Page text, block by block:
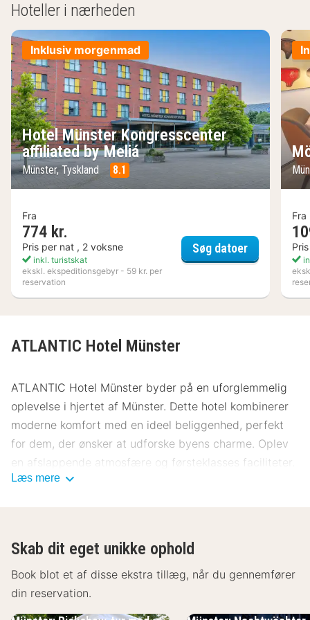
Hoteller i nærheden
Inklusiv morgenmad
Hotel Münster Kongresscenter
affiliated by Meliá
Münster, Tyskland 8.1
Fra
774 kr.
Pris per nat , 2 voksne
inkl. turistskat
ekskl. ekspeditionsgebyr - 59 kr. per
reservation
Søg datoerHotel
Fra
ATLANTIC Hotel Münster
ATLANTIC Hotel Münster byder på en uforglemmelig
oplevelse i hjertet af Münster. Dette hotel kombinerer
moderne komfort med en ideel beliggenhed, perfekt
for dem, der ønsker at udforske byens charme. Oplev
en afslappende atmosfære og førsteklasses faciliteter.
Kun få minutters gang fra centrum finder du den
charmerende domkirke og det historiske torv.
Kunstelskere vil sætte pris på nærheden til byens
Læs mere
Skab dit eget unikke ophold
Book blot et af disse ekstra tillæg, når du gennemfører
din reservation.